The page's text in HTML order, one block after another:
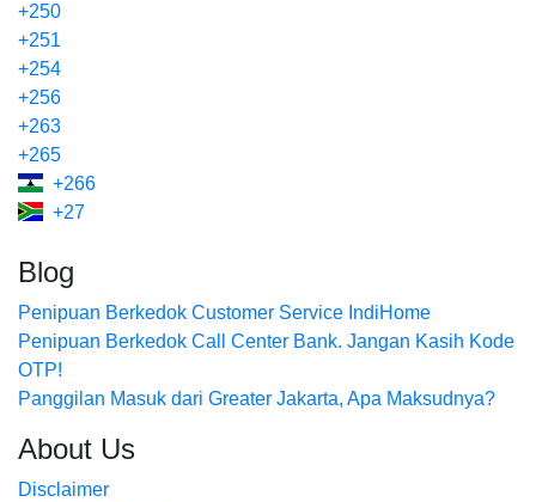
+250
+251
+254
+256
+263
+265
+266
+27
Blog
Penipuan Berkedok Customer Service IndiHome
Penipuan Berkedok Call Center Bank. Jangan Kasih Kode
OTP!
Panggilan Masuk dari Greater Jakarta, Apa Maksudnya?
About Us
Disclaimer